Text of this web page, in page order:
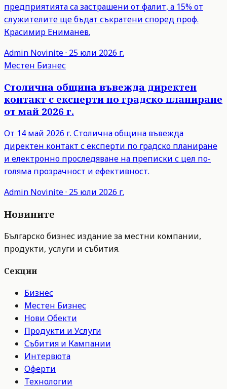
предприятията са застрашени от фалит, а 15% от
служителите ще бъдат съкратени според проф.
Красимир Ениманев.
Admin Novinite· 25 юли 2026 г.
Местен Бизнес
Столична община въвежда директен
контакт с експерти по градско планиране
от май 2026 г.
От 14 май 2026 г. Столична община въвежда
директен контакт с експерти по градско планиране
и електронно проследяване на преписки с цел по-
голяма прозрачност и ефективност.
Admin Novinite· 25 юли 2026 г.
Новините
Българско бизнес издание за местни компании,
продукти, услуги и събития.
Секции
Бизнес
Местен Бизнес
Нови Обекти
Продукти и Услуги
Събития и Кампании
Интервюта
Оферти
Технологии